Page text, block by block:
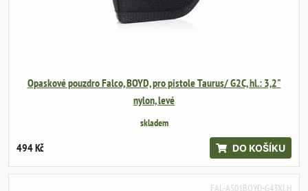
Opaskové pouzdro Falco, BOYD, pro pistole Taurus/ G2C, hl.: 3,2"
nylon, levé
skladem
494 Kč DO KOŠÍKU
FAL-A501BOYD-G43XLH